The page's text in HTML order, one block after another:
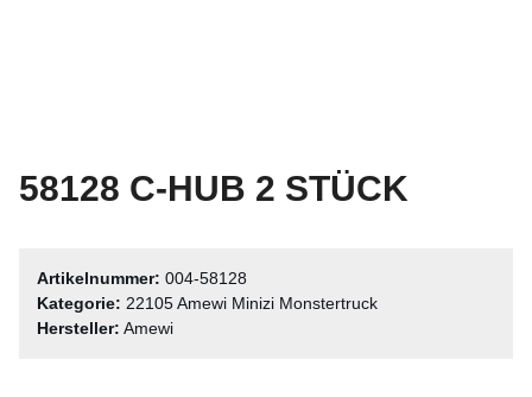
58128 C-HUB 2 STÜCK
Artikelnummer: 004-58128
Kategorie: 22105 Amewi Minizi Monstertruck
Hersteller: Amewi